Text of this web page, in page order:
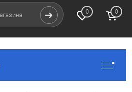
0 0